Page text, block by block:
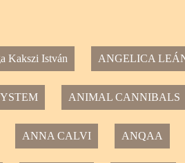
Kakszi István ANGELICA
ANIMAL CANNIBALS
ANNA CALVI ANQAA